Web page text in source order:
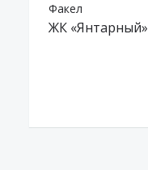
Факел
ЖК «Янтарный»